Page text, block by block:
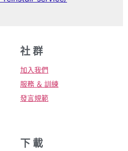
社 群
加入我們
服務 ＆ 訓練
發言規範
下 載